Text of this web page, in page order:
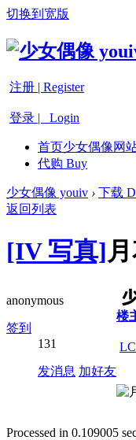
切换到宽版
注册 | Register
登录 | Login
首页少女偶像网
代购 Buy
少女偶像 youiv › 下载
返回列表
[IV 写真]
anonymous
签到
131
发消息 加好友
楼
Processed in 0.109005